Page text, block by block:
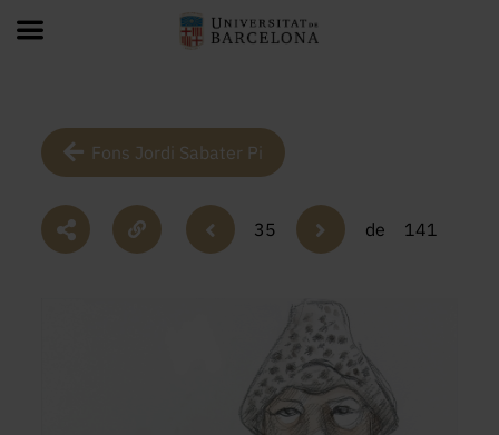
Fons Jordi Sabater Pi
35 de 141